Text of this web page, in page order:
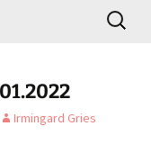
Suchen
nach:
Irmingard Gries